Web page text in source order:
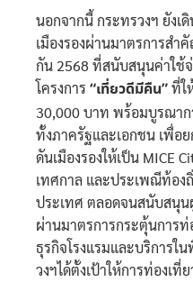
นอกจากนี้ กระทรวงฯ ยังเ
เมืองรองผ่านมาตรการสำ
กัน 2568 ที่สนับสนุนค่าใช้จ่
โครงการ “เที่ยวดีมีคืน”ที่ใ
30,000 บาท พร้อมบูรณาก
ทั้งภาครัฐและเอกชน เพื่อ
ดันเมืองรองให้เป็น MICE
เทศกาล และประเพณีท้อง
ประเทศ ตลอดจนสนับสนุน
ผ่านมาตรการกระตุ้นการ
ธุรกิจโรงแรมและบริการใ
วงฯได้ตั้งเป้าให้การท่องเ